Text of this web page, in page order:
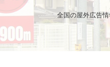
全国の屋外広告情